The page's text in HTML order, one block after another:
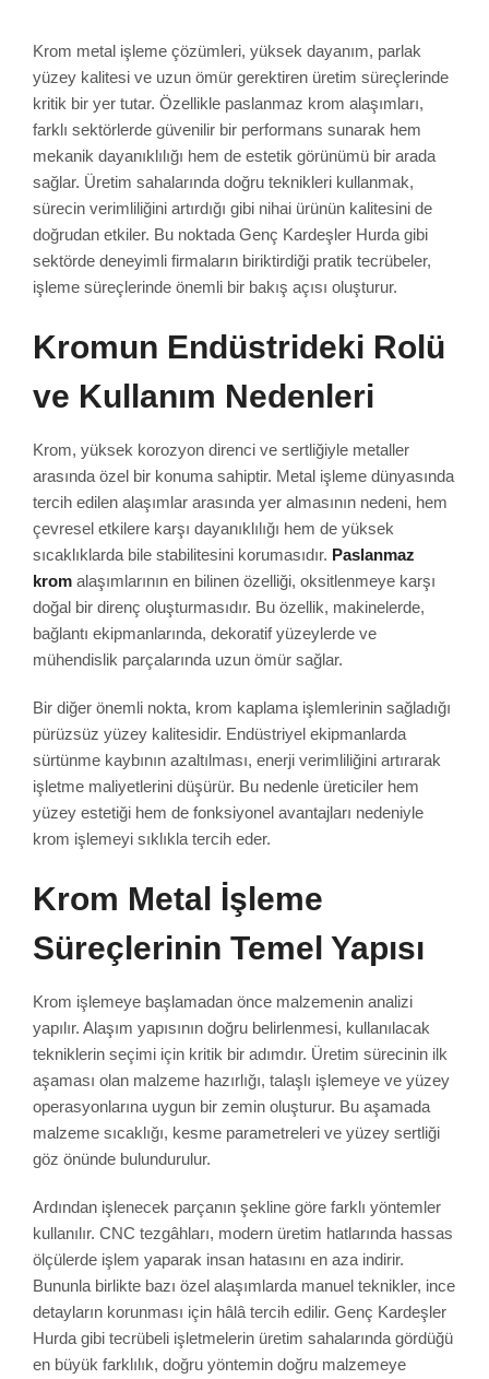
Krom metal işleme çözümleri, yüksek dayanım, parlak
yüzey kalitesi ve uzun ömür gerektiren üretim süreçlerinde
kritik bir yer tutar. Özellikle paslanmaz krom alaşımları,
farklı sektörlerde güvenilir bir performans sunarak hem
mekanik dayanıklılığı hem de estetik görünümü bir arada
sağlar. Üretim sahalarında doğru teknikleri kullanmak,
sürecin verimliliğini artırdığı gibi nihai ürünün kalitesini de
doğrudan etkiler. Bu noktada Genç Kardeşler Hurda gibi
sektörde deneyimli firmaların biriktirdiği pratik tecrübeler,
işleme süreçlerinde önemli bir bakış açısı oluşturur.
Kromun Endüstrideki Rolü
ve Kullanım Nedenleri
Krom, yüksek korozyon direnci ve sertliğiyle metaller
arasında özel bir konuma sahiptir. Metal işleme dünyasında
tercih edilen alaşımlar arasında yer almasının nedeni, hem
çevresel etkilere karşı dayanıklılığı hem de yüksek
sıcaklıklarda bile stabilitesini korumasıdır. Paslanmaz
krom alaşımlarının en bilinen özelliği, oksitlenmeye karşı
doğal bir direnç oluşturmasıdır. Bu özellik, makinelerde,
bağlantı ekipmanlarında, dekoratif yüzeylerde ve
mühendislik parçalarında uzun ömür sağlar.
Bir diğer önemli nokta, krom kaplama işlemlerinin sağladığı
pürüzsüz yüzey kalitesidir. Endüstriyel ekipmanlarda
sürtünme kaybının azaltılması, enerji verimliliğini artırarak
işletme maliyetlerini düşürür. Bu nedenle üreticiler hem
yüzey estetiği hem de fonksiyonel avantajları nedeniyle
krom işlemeyi sıklıkla tercih eder.
Krom Metal İşleme
Süreçlerinin Temel Yapısı
Krom işlemeye başlamadan önce malzemenin analizi
yapılır. Alaşım yapısının doğru belirlenmesi, kullanılacak
tekniklerin seçimi için kritik bir adımdır. Üretim sürecinin ilk
aşaması olan malzeme hazırlığı, talaşlı işlemeye ve yüzey
operasyonlarına uygun bir zemin oluşturur. Bu aşamada
malzeme sıcaklığı, kesme parametreleri ve yüzey sertliği
göz önünde bulundurulur.
Ardından işlenecek parçanın şekline göre farklı yöntemler
kullanılır. CNC tezgâhları, modern üretim hatlarında hassas
ölçülerde işlem yaparak insan hatasını en aza indirir.
Bununla birlikte bazı özel alaşımlarda manuel teknikler, ince
detayların korunması için hâlâ tercih edilir. Genç Kardeşler
Hurda gibi tecrübeli işletmelerin üretim sahalarında gördüğü
en büyük farklılık, doğru yöntemin doğru malzemeye